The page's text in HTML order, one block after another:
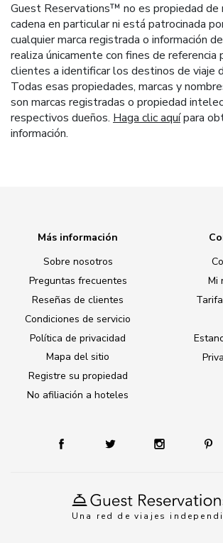
Guest Reservations™ no es propiedad de
cadena en particular ni está patrocinada
cualquier marca registrada o información
realiza únicamente con fines de referencia
clientes a identificar los destinos de viaje
Todas esas propiedades, marcas y
son marcas registradas o propiedad
respectivos dueños. Haga clic aquípara
información.
Una red de viajes
Más información
Sobre nosotros
Preguntas frecuentes
Reseñas de clientes
Condiciones de servicio
Política de privacidad
Mapa del sitio
Registre su propiedad
No afiliación a hoteles
Mi